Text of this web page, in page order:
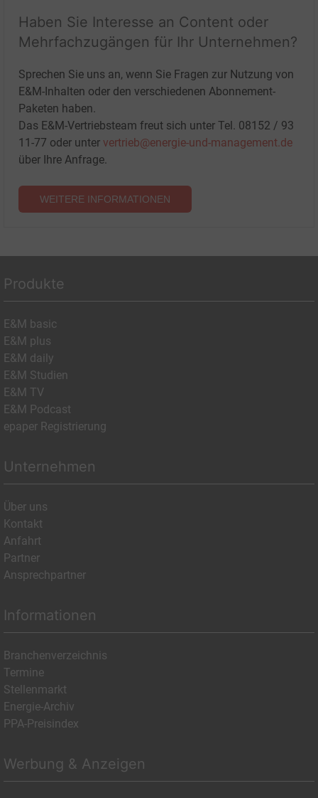
Haben Sie Interesse an Content oder
Mehrfachzugängen für Ihr Unternehmen?
Sprechen Sie uns an, wenn Sie Fragen zur Nutzung von
E&M-Inhalten oder den verschiedenen Abonnement-
Paketen haben.
Das E&M-Vertriebsteam freut sich unter Tel. 08152 / 93
11-77 oder unter vertrieb@energie-und-management.de
über Ihre Anfrage.
WEITERE INFORMATIONEN
Produkte
E&M basic
E&M plus
E&M daily
E&M Studien
E&M TV
E&M Podcast
epaper Registrierung
Unternehmen
Über uns
Kontakt
Anfahrt
Partner
Ansprechpartner
Informationen
Branchenverzeichnis
Termine
Stellenmarkt
Energie-Archiv
PPA-Preisindex
Werbung & Anzeigen